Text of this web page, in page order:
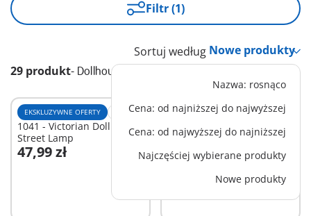
Filtr (1)
29 produkt- Dollhouse
Sortuj według
Nazwa: rosnąco
Cena: od najniższej do najwyższej
Cena: od najwyższej do najniższej
Najczęściej wybierane produkty
Nowe produkty
EKSKLUZYWNE OFERTY
1041 - Victorian Dollhouse
Street Lamp
47,99 zł
Dodaj do koszyka
EKSKLUZYWNE OFERTY M
1042 - Domek dla lalek -
Rozbudowa ogrodzenia
144,99 zł
Dodaj do koszyka